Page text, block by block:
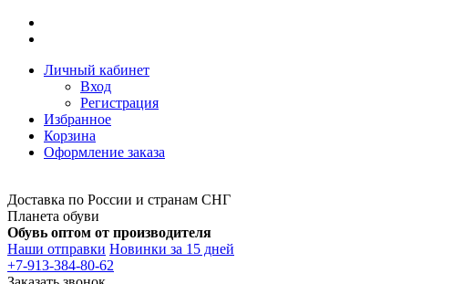
Личный кабинет
Вход
Регистрация
Избранное
Корзина
Оформление заказа
Доставка по России и странам СНГ
Планета обуви
Обувь оптом от производителя
Наши отправки Новинки за 15 дней
+7-913-384-80-62